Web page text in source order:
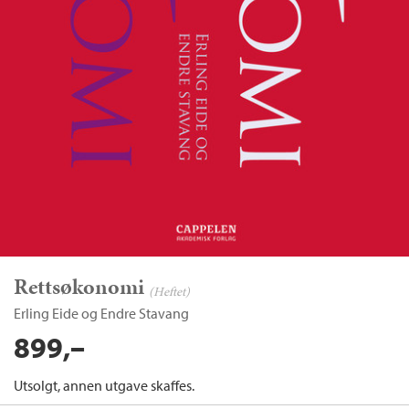
Rettsøkonomi (Heftet)
Erling Eideog Endre Stavang
899,–
Utsolgt, annen utgave skaffes.